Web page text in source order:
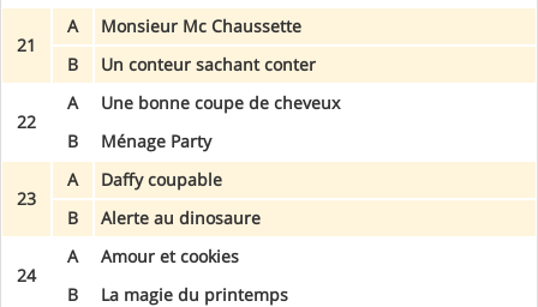
21
A
Monsieur Mc Chaussette
B
Un conteur sachant conter
22
A
Une bonne coupe de cheveux
B
Ménage Party
23
A
Daffy coupable
B
Alerte au dinosaure
24
A
Amour et cookies
B
La magie du printemps